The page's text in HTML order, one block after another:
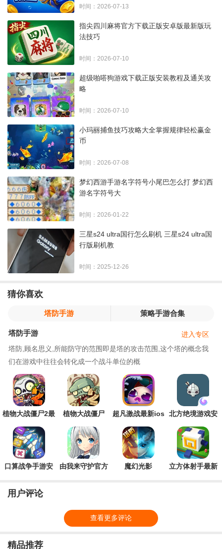
时间：2026-07-13
指尖四川麻将官方下载正版安卓版最新版玩
法技巧
时间：2026-07-10
超级啪嗒狗游戏下载正版安装教程及通关攻
略
时间：2026-07-10
小玛丽捕鱼技巧攻略大全掌握规律轻松赢金
币
时间：2026-07-08
梦幻西游手游名字符号小尾巴怎么打 梦幻西
游名字符号大
时间：2026-01-22
三星s24 ultra国行怎么刷机 三星s24 ultra国
行版刷机教
时间：2025-12-26
猜你喜欢
塔防手游 策略手游合集
塔防手游
塔防,顾名思义,所能防守的范围即是塔的攻击范围,这个塔的概念我
们在游戏中往往会转化成一个战斗单位的概
进入专区
植物大战僵尸2最
植物大战僵尸
超凡激战最新ios
北方绝境游戏安
口算战争手游安
由我来守护官方
魔幻光影
立方体射手最新
用户评论
查看更多评论
精品推荐